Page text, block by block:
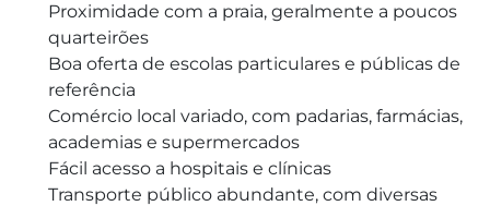
Proximidade com a praia, geralmente a poucos
quarteirões
Boa oferta de escolas particulares e públicas de
referência
Comércio local variado, com padarias, farmácias,
academias e supermercados
Fácil acesso a hospitais e clínicas
Transporte público abundante, com diversas